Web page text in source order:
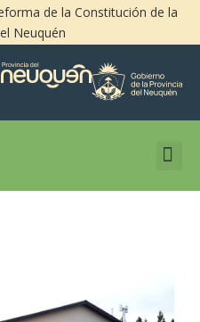
de la Constitución de la
Neuquén